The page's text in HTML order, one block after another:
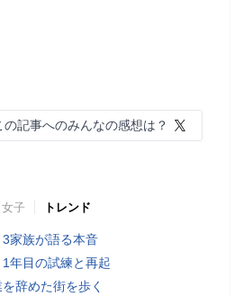
の記事へのみんなの感想は？
女子 トレンド
家族が語る本音
年目の試練と再起
辞めた街を歩く